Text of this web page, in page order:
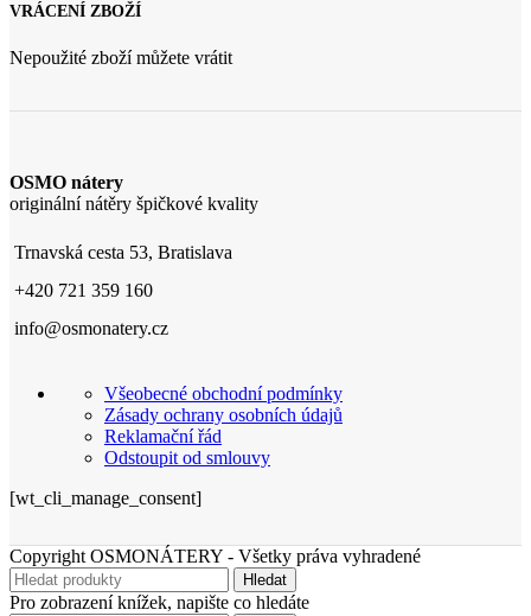
VRÁCENÍ ZBOŽÍ
Nepoužité zboží můžete vrátit
OSMO nátery
originální nátěry špičkové kvality
Trnavská cesta 53, Bratislava
+420 721 359 160
info@osmonatery.cz
Všeobecné obchodní podmínky
Zásady ochrany osobních údajů
Reklamační řád
Odstoupit od smlouvy
[wt_cli_manage_consent]
Copyright OSMONÁTERY - Všetky práva vyhradené
Hledat
Pro zobrazení knížek, napište co hledáte